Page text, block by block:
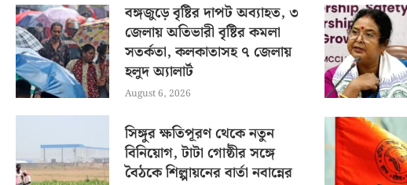
বঙ্গজুড়ে বৃষ্টির দাপট অব্যাহত, ৩
জেলায় অতিভারী বৃষ্টির কমলা
সতর্কতা, কলকাতাসহ ৭ জেলায়
হলুদ অ্যালার্ট
August 6, 2026
সিঙ্গুর ক্ষতিপূরণ থেকে নতুন
বিনিয়োগ, টাটা গোষ্ঠীর সঙ্গে
বৈঠকে শিল্পায়নের বার্তা নবান্নের